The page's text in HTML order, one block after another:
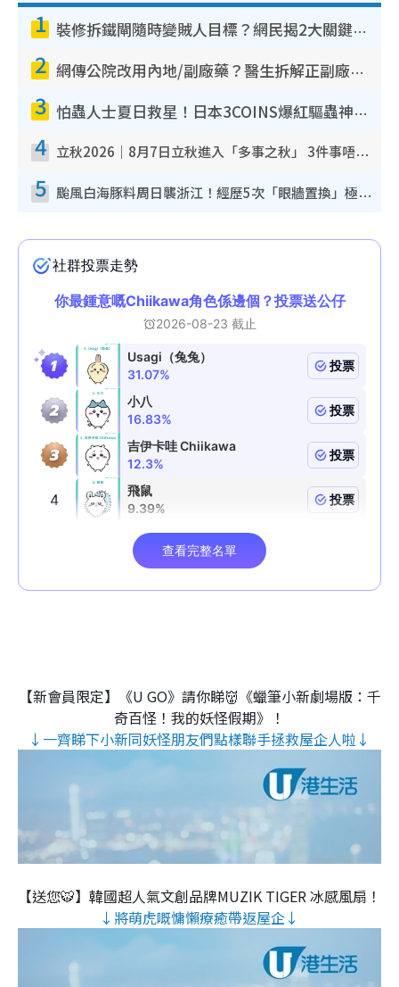
1 裝修拆鐵閘隨時變賊人目標？網民揭2大關鍵用途：裝新式等於白裝？附新舊鐵閘分別
2 網傳公院改用內地/副廠藥？醫生拆解正副廠分別 揭4類人換藥隨時出事
3 怕蟲人士夏日救星！日本3COINS爆紅驅蟲神器$45起 1招「全程免觸碰」輕鬆搞定小強
4 立秋2026｜8月7日立秋進入「多事之秋」 3件事唔做得！專家教6招開運 清枱頭／銀包納氣接好運
5 颱風白海豚料周日襲浙江！經歷5次「眼牆置換」極罕見 成登陸內地最長途颱風
【新會員限定】《U GO》請你睇👹《蠟筆小新劇場版：千
奇百怪！我的妖怪假期》！
↓一齊睇下小新同妖怪朋友們點樣聯手拯救屋企人啦↓
【送您🐯】韓國超人氣文創品牌MUZIK TIGER 冰感風扇！
↓將萌虎嘅慵懶療癒帶返屋企↓